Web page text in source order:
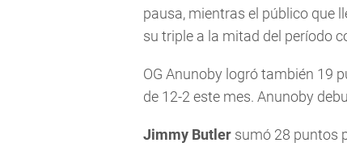
pausa, mientras el público que
su triple a la mitad del período
OG Anunoby logró también 19
de 12-2 este mes. Anunoby
Jimmy Butler sumó 28 puntos